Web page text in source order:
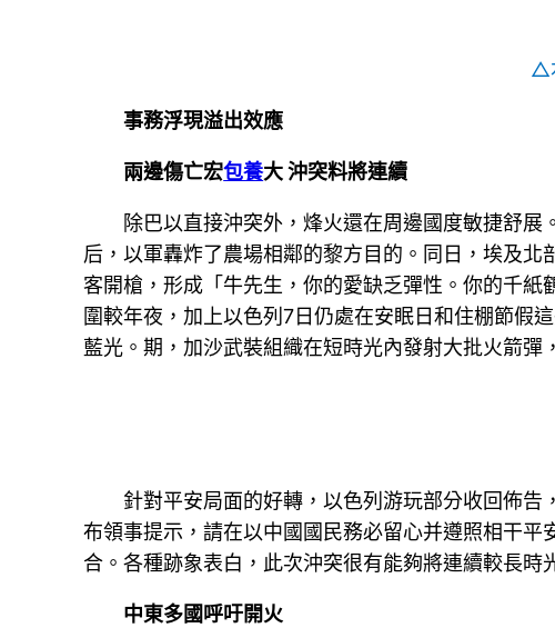
△
事務浮現溢出效應
兩邊傷亡宏包養大 沖突料將連續
除巴以直接沖突外，烽火還在周邊國度敏捷舒
后，以軍轟炸了農場相鄰的黎方目的。同日，埃及
客開槍，形成「牛先生，你的愛缺乏彈性。你的千
圍較年夜，加上以色列7日仍處在安眠日和住棚節假
藍光。期，加沙武裝組織在短時光內發射大批火箭彈
針對平安局面的好轉，以色列游玩部分收回佈
布領事提示，請在以中國國民務必留心并遵照相干平
合。各種跡象表白，此次沖突很有能夠將連續較長時
中東多國呼吁開火